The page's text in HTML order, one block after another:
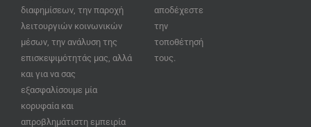
διαφημίσεων, την παροχή
λειτουργιών κοινωνικών
μέσων, την ανάλυση της
επισκεψιμότητάς μας, αλλά
και για να σας
εξασφαλίσουμε μία
κορυφαία και
απροβλημάτιστη εμπειρία
αποδέχεστε
την
τοποθέτησή
τους.